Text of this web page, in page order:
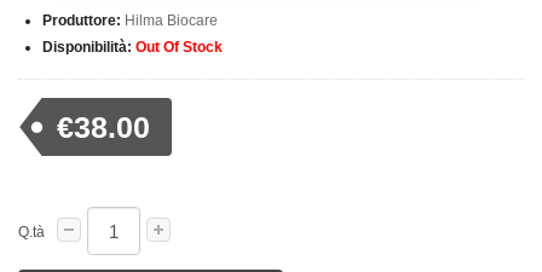
Produttore: Hilma Biocare
Disponibilità: Out Of Stock
€38.00
Q.tà